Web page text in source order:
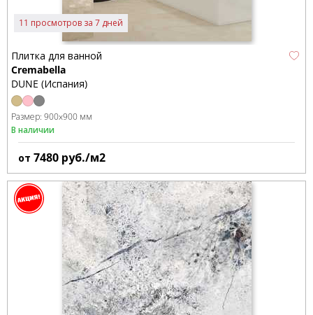
11 просмотров за 7 дней
Плитка для ванной
Cremabella
DUNE (Испания)
Размер: 900x900 мм
В наличии
от 7480 руб./м2